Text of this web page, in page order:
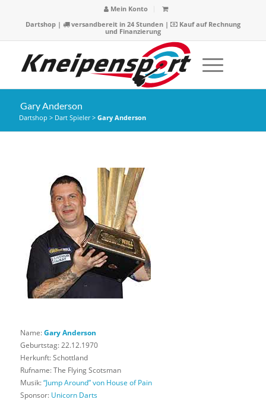
Mein Konto
Dartshop| versandbereit in 24 Stunden |
Kauf auf Rechnung
und Finanzierung
Gary Anderson
Dartshop > Dart Spieler> Gary Anderson
Name:Gary Anderson
Geburtstag: 22.12.1970
Herkunft: Schottland
Rufname: The Flying Scotsman
Musik:“Jump Around” von House of Pain
Sponsor: Unicorn Darts